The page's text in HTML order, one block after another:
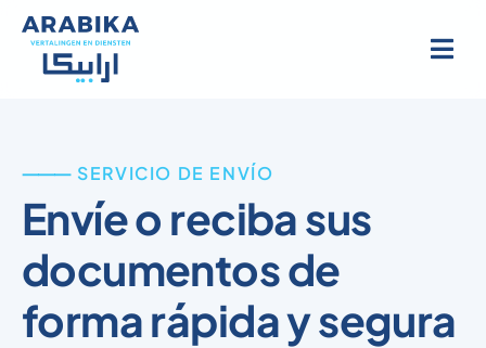
contenido
⸻ SERVICIO DE ENVÍO
Envíe o reciba sus
documentos de
forma rápida y segura